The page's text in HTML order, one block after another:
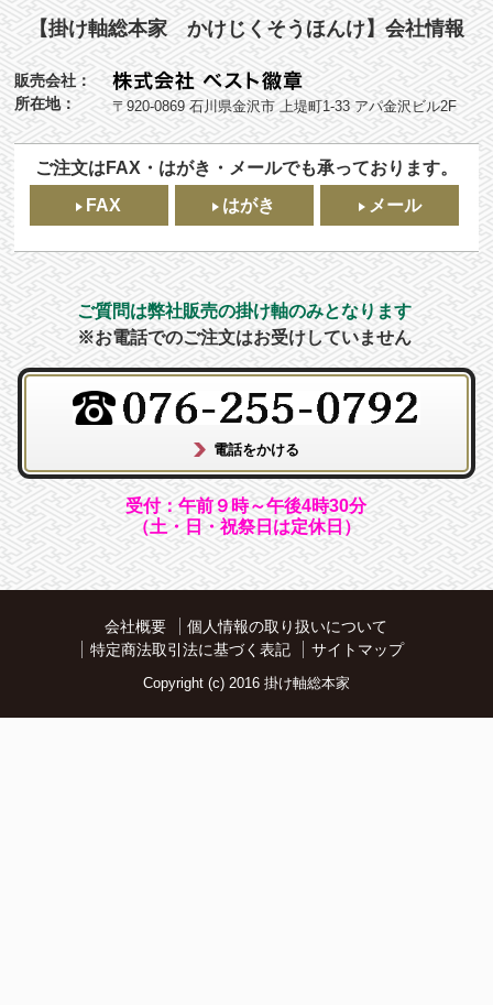
【掛け軸総本家 かけじくそうほんけ】会社情報
販売会社：
所在地：
〒920-0869 石川県金沢市 上堤町1-33 アパ金沢ビル2F
ご注文はFAX・はがき・メールでも承っております。
FAX
はがき メール
ご質問は弊社販売の掛け軸のみとなります
※お電話でのご注文はお受けしていません
受付：午前９時～午後4時30分
（土・日・祝祭日は定休日）
会社概要
個人情報の取り扱いについて
特定商法取引法に基づく表記
サイトマップ
Copyright (c) 2016 掛け軸総本家